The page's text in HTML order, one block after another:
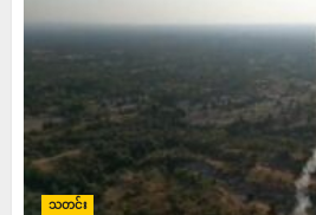
သတင်း